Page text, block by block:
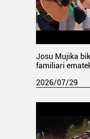
Josu Mujika
familiari
2026/07/29